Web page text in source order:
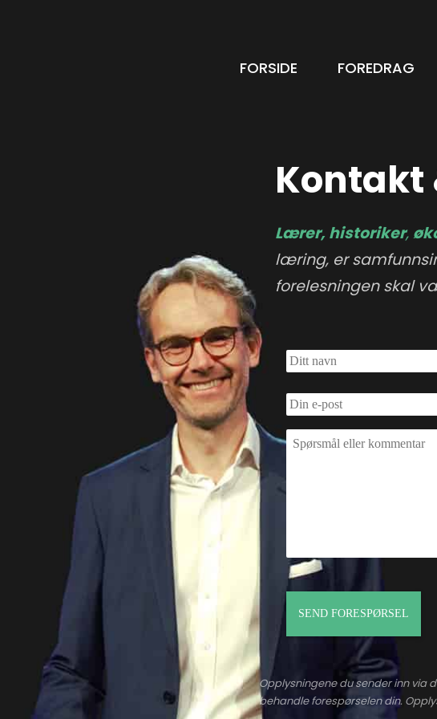
FORSIDE FOREDRAG
Kontakt
Lærer, historiker,
læring, er
forelesningen skal
Opplysningene du sender inn via
behandle forespørselen din.